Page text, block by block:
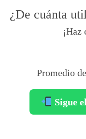
¿De cuánta
Promedio
Sigue